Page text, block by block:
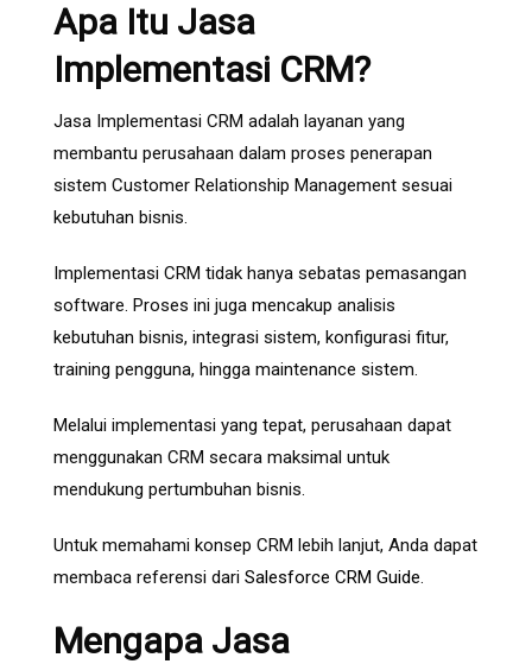
Apa Itu Jasa
Implementasi CRM?
Jasa Implementasi CRM adalah layanan yang
membantu perusahaan dalam proses penerapan
sistem Customer Relationship Management sesuai
kebutuhan bisnis.
Implementasi CRM tidak hanya sebatas pemasangan
software. Proses ini juga mencakup analisis
kebutuhan bisnis, integrasi sistem, konfigurasi fitur,
training pengguna, hingga maintenance sistem.
Melalui implementasi yang tepat, perusahaan dapat
menggunakan CRM secara maksimal untuk
mendukung pertumbuhan bisnis.
Untuk memahami konsep CRM lebih lanjut, Anda dapat
membaca referensi dari Salesforce CRM Guide.
Mengapa Jasa